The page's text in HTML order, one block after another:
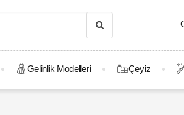
Gelinlik Modelleri Çeyiz